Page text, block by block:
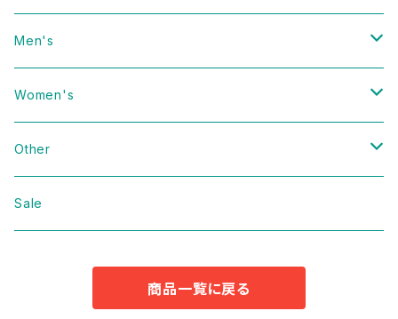
Men's
Vintage
Domestic
Jacket
Women's
Vintage
Domestic
Other
bag
Accessories
Sale
商品一覧に戻る